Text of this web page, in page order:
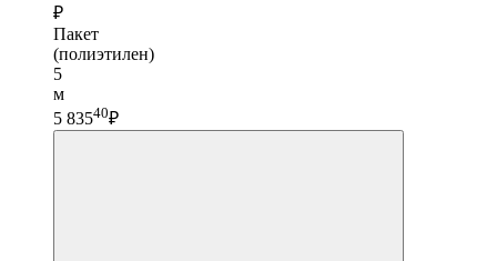
₽
Пакет
(полиэтилен)
5
м
5 83540₽